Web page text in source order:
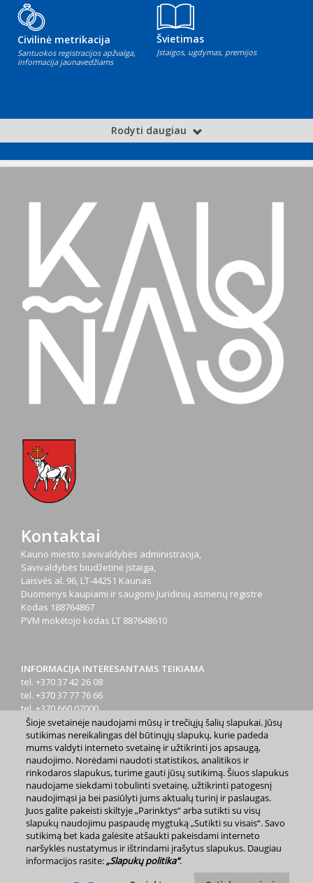
Civilinė metrikacija
Santuokos registracijos apžvalga,
informacija jaunavedžiams
Švietimas
Įstaigos, ugdymas, premijos
Rodyti daugiau
Kontaktai
Kauno miesto savivaldybės administracija,
Savivaldybės biudžetinė įstaiga,
Laisvės al. 96, LT-44251 Kaunas
Duomenys kaupiami ir saugomi Juridinių asmenų registre
Kodas 188764867
PVM mokėtojo kodas LT 887648610
INFORMACIJA INTERESANTAMS TEIKIAMA
tel. +370 37 42 26 08
tel. +370 37 77 76 66
tel. +370 660 07000
el. p.info@kaunas.lt
2023 m. Kauno miesto savivaldybė. Kopijuoti ir platinti
www.kaunas.lt skelbiamą informaciją be autorių sutikimo draudžiama.
Svetainės žemėlapis »
Šioje svetainėje naudojami mūsų ir trečiųjų šalių slapukai. Jūsų
sutikimas nereikalingas dėl būtinųjų slapukų, kurie padeda
mums valdyti interneto svetainę ir užtikrinti jos apsaugą,
naudojimo. Norėdami naudoti statistikos, analitikos ir
rinkodaros slapukus, turime gauti jūsų sutikimą. Šiuos slapukus
naudojame siekdami tobulinti svetainę, užtikrinti patogesnį
naudojimąsi ja bei pasiūlyti jums aktualų turinį ir paslaugas.
Juos galite pakeisti skiltyje „Parinktys“ arba sutikti su visų
slapukų naudojimu paspaudę mygtuką „Sutikti su visais“. Savo
sutikimą bet kada galėsite atšaukti pakeisdami interneto
naršyklės nustatymus ir ištrindami įrašytus slapukus. Daugiau
informacijos rasite:„Slapukų politika“.